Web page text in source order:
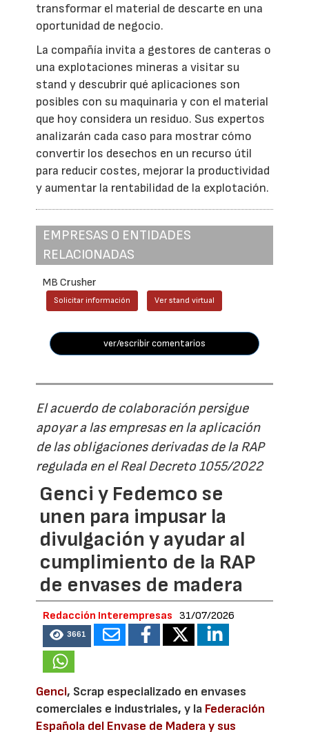
transformar el material de descarte en una
oportunidad de negocio.
La compañía invita a gestores de canteras o
una explotaciones mineras a visitar su
stand y descubrir qué aplicaciones son
posibles con su maquinaria y con el material
que hoy considera un residuo. Sus expertos
analizarán cada caso para mostrar cómo
convertir los desechos en un recurso útil
para reducir costes, mejorar la productividad
y aumentar la rentabilidad de la explotación.
EMPRESAS O ENTIDADES
RELACIONADAS
MB Crusher
Solicitar información Ver stand virtual
ver/escribir comentarios
El acuerdo de colaboración persigue
apoyar a las empresas en la aplicación
de las obligaciones derivadas de la RAP
regulada en el Real Decreto 1055/2022
Genci y Fedemco se
unen para impusar la
divulgación y ayudar al
cumplimiento de la RAP
de envases de madera
Redacción Interempresas 31/07/2026
3661
Genci, Scrap especializado en envases
comerciales e industriales, y la Federación
Española del Envase de Madera y sus